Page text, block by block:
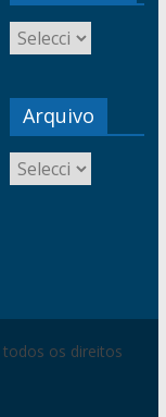
Arquivo
todos os direitos